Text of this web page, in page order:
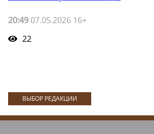
20:49 07.05.2026 16+
22
ВЫБОР РЕДАКЦИИ